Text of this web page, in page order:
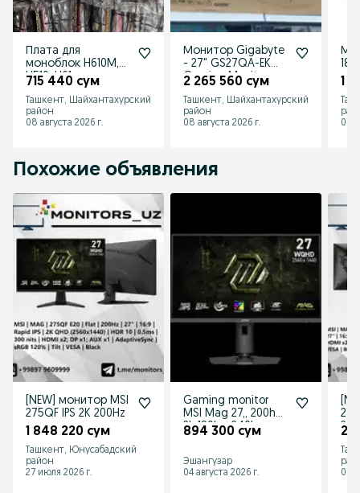
Плата для
моноблок H610M,
H510, H61
715 440 сум
Ташкент, Шайхантахурский
район
08 августа 2026 г.
Монитор Gigabyte
- 27" GS27QA-EK
Gaming Monitor
2 265 560 сум
Ташкент, Шайхантахурский
район
08 августа 2026 г.
1
07
Похожие объявления
[NEW] монитор MSI
275QF IPS 2K 200Hz
1 848 220 сум
Ташкент, Юнусабадский
район
27 июля 2026 г.
Gaming monitor
MSI Mag 27,, 200hz
2k 180hz, 240hz,
300hz, 320hz
894 300 сум
Эшангузар
04 августа 2026 г.
2
01